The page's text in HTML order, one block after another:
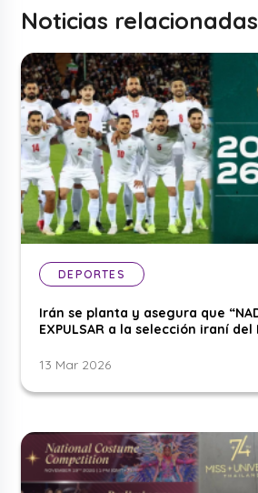
Noticias relacionadas
DEPORTES
Irán se planta y asegura que
EXPULSAR a la selección iraní del
13 Mar 2026